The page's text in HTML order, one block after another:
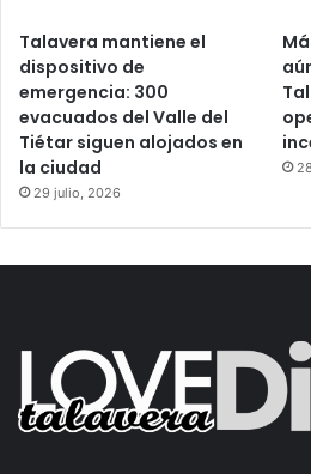
Talavera mantiene el
dispositivo de
emergencia: 300
evacuados del Valle del
Tiétar siguen alojados en
la ciudad
29 julio, 2026